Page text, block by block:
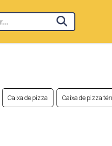
Caixa de pizza Caixa de pizza